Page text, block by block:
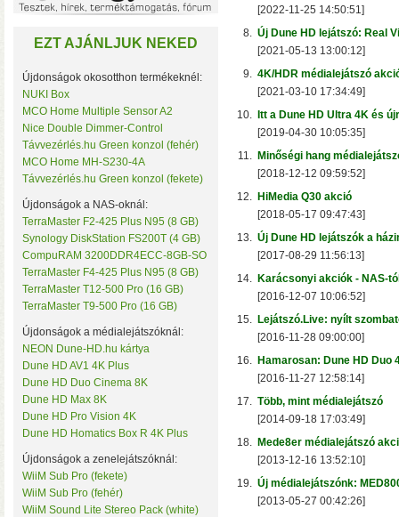
Plusz teljesítmény
F2-425 Plus és F4-
(32 GB-ig bővíthető!) •
(tárhely és/vagy cache)
• Hardveres RAID0/
választható • Hot
MByte/s
[2022-11-25 14:50:51]
8. Új Dune HD lejátszó: Real
[2021-05-13 13:00:12]
9. 4K/HDR médialejátszó
[2021-03-10 17:34:49]
10.
Itt a Dune HD Ultra 4K és
[2019-04-30 10:05:35]
11. Minőségi hang
[2018-12-12 09:59:52]
12. HiMedia Q30 akció
[2018-05-17 09:47:43]
13. Új Dune HD lejátszók a
[2017-08-29 11:56:13]
14. Karácsonyi akciók - NAS-
[2016-12-07 10:06:52]
15. Lejátszó.Live: nyílt
[2016-11-28 09:00:00]
16. Hamarosan: Dune HD Duo
[2016-11-27 12:58:14]
17. Több, mint médialejátszó
[2014-09-18 17:03:49]
18. Mede8er médialejátszó
[2013-12-16 13:52:10]
19. Új médialejátszónk:
[2013-05-27 00:42:26]
EZT AJÁNLJUK NEKED
Újdonságok okosotthon termékeknél:
NUKI Box
MCO Home Multiple Sensor A2
Nice Double Dimmer-Control
Távvezérlés.hu Green konzol (fehér)
MCO Home MH-S230-4A
Távvezérlés.hu Green konzol (fekete)
Újdonságok a NAS-oknál:
TerraMaster F2-425 Plus N95 (8 GB)
Synology DiskStation FS200T (4 GB)
CompuRAM 3200DDR4ECC-8GB-SO
TerraMaster F4-425 Plus N95 (8 GB)
TerraMaster T12-500 Pro (16 GB)
TerraMaster T9-500 Pro (16 GB)
Újdonságok a médialejátszóknál:
NEON Dune-HD.hu kártya
Dune HD AV1 4K Plus
Dune HD Duo Cinema 8K
Dune HD Max 8K
Dune HD Pro Vision 4K
Dune HD Homatics Box R 4K Plus
Újdonságok a zenelejátszóknál:
WiiM Sub Pro (fekete)
WiiM Sub Pro (fehér)
WiiM Sound Lite Stereo Pack (white)